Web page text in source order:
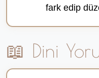
fark edip
📖 Dini